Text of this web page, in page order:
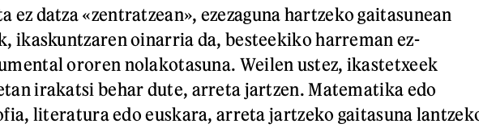
ez datza «zentratzean», ezezaguna hartzeko gaitasunean
ikaskuntzaren oinarria da, besteekiko harreman ez-
ororen nolakotasuna. Weilen ustez, ikastetxeek
irakatsi behar dute, arreta jartzen. Matematika edo
literatura edo euskara, arreta jartzeko gaitasuna